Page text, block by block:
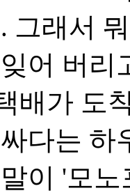
그래서
어 버리
배가 도
다는 하
이 '모